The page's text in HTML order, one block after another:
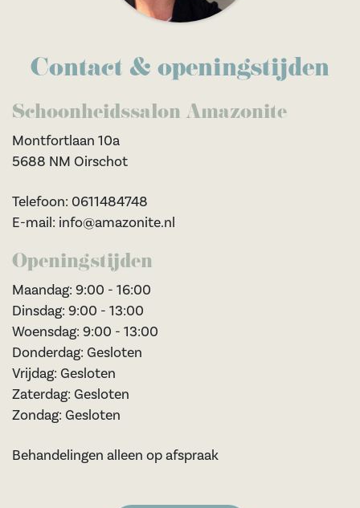
Contact & openingstijden
Schoonheidssalon Amazonite
Montfortlaan 10a
5688 NM Oirschot
Telefoon: 0611484748
E-mail: info@amazonite.nl
Openingstijden
Maandag: 9:00 - 16:00
Dinsdag: 9:00 - 13:00
Woensdag: 9:00 - 13:00
Donderdag: Gesloten
Vrijdag: Gesloten
Zaterdag: Gesloten
Zondag: Gesloten
Behandelingen alleen op afspraak